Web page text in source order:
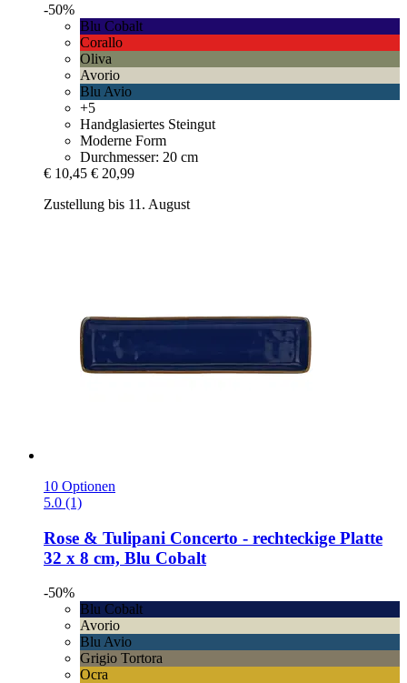
-50%
Blu Cobalt
Corallo
Oliva
Avorio
Blu Avio
+5
Handglasiertes Steingut
Moderne Form
Durchmesser: 20 cm
€ 10,45 € 20,99
Zustellung bis 11. August
10 Optionen
5.0 (1)
Rose & Tulipani Concerto -​ rechteckige Platte
32 x 8 cm, Blu Cobalt
-50%
Blu Cobalt
Avorio
Blu Avio
Grigio Tortora
Ocra